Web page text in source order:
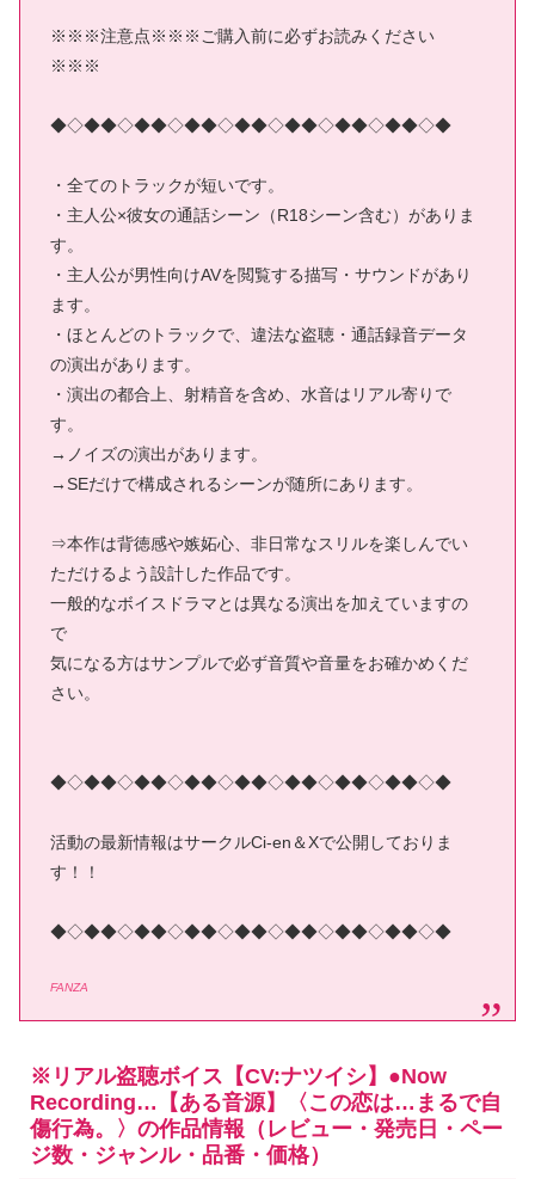
※※※注意点※※※ご購入前に必ずお読みください
※※※
◆◇◆◆◇◆◆◇◆◆◇◆◆◇◆◆◇◆◆◇◆◆◇◆
・全てのトラックが短いです。
・主人公×彼女の通話シーン（R18シーン含む）がありま
す。
・主人公が男性向けAVを閲覧する描写・サウンドがあり
ます。
・ほとんどのトラックで、違法な盗聴・通話録音データ
の演出があります。
・演出の都合上、射精音を含め、水音はリアル寄りで
す。
→ノイズの演出があります。
→SEだけで構成されるシーンが随所にあります。
⇒本作は背徳感や嫉妬心、非日常なスリルを楽しんでい
ただけるよう設計した作品です。
一般的なボイスドラマとは異なる演出を加えていますの
で
気になる方はサンプルで必ず音質や音量をお確かめくだ
さい。
◆◇◆◆◇◆◆◇◆◆◇◆◆◇◆◆◇◆◆◇◆◆◇◆
活動の最新情報はサークルCi-en＆Xで公開しておりま
す！！
◆◇◆◆◇◆◆◇◆◆◇◆◆◇◆◆◇◆◆◇◆◆◇◆
FANZA
※リアル盗聴ボイス【CV:ナツイシ】●Now
Recording…【ある音源】〈この恋は…まるで自
傷行為。〉の作品情報（レビュー・発売日・ペー
ジ数・ジャンル・品番・価格）